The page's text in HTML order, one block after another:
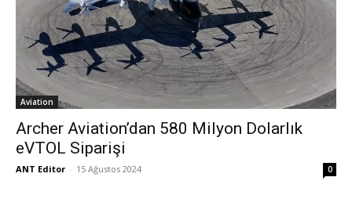
Aviation
Archer Aviation’dan 580 Milyon Dolarlık
eVTOL Siparişi
ANT Editor - 15 Ağustos 2024 0